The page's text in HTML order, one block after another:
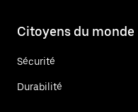
Citoyens du monde
Sécurité
Durabilité